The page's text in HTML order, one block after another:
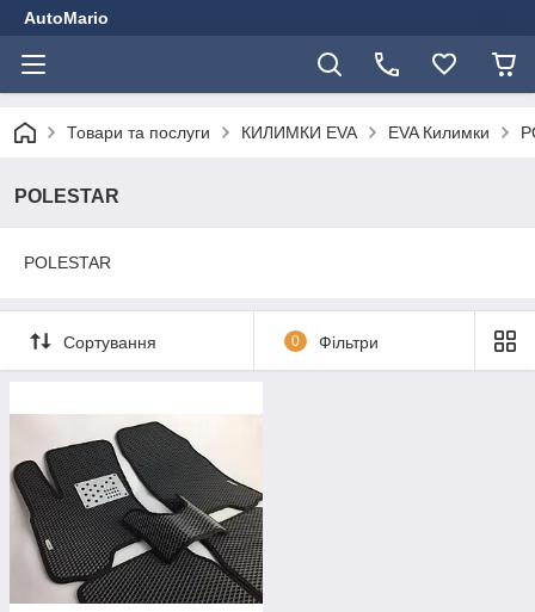
AutoMario
Товари та послуги КИЛИМКИ EVA EVA Килимки
POLESTAR
POLESTAR
Сортування 0 Фільтри